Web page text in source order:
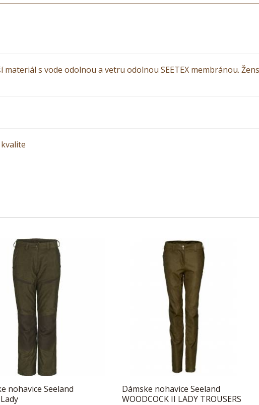
s vode odolnou a vetru odolnou SEETEX membránou.
nohavice Seeland
Dámske nohavice Seeland
WOODCOCK II LADY TROUSERS